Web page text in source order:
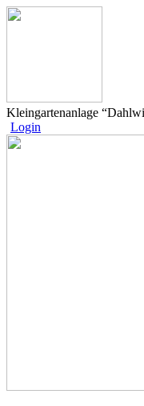
Kleingartenanlage
Login